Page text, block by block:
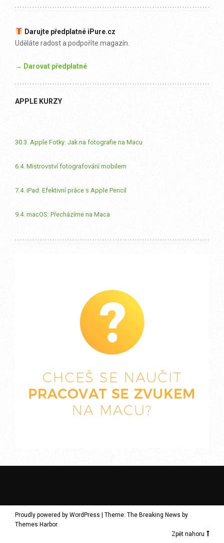
Darujte předplatné iPure.cz
Uděláte radost a podpoříte magazín.
→ Darovat předplatné
APPLE KURZY
30.3. Apple Fotky: Jak na fotografie na Macu
6.4. Mistrovství fotografování mobilem
7.4. iPad: Efektivní práce s Apple Pencil
9.4. macOS: Přecházíme na Maca
Proudly powered by WordPress
Theme: The Breaking News by
Themes Harbor.
Zpět nahoru